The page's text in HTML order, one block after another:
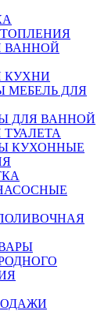
ВАННОЙ
КУХНИ
МЕБЕЛЬ ДЛЯ
ДЛЯ ВАННОЙ
КУХОННЫЕ